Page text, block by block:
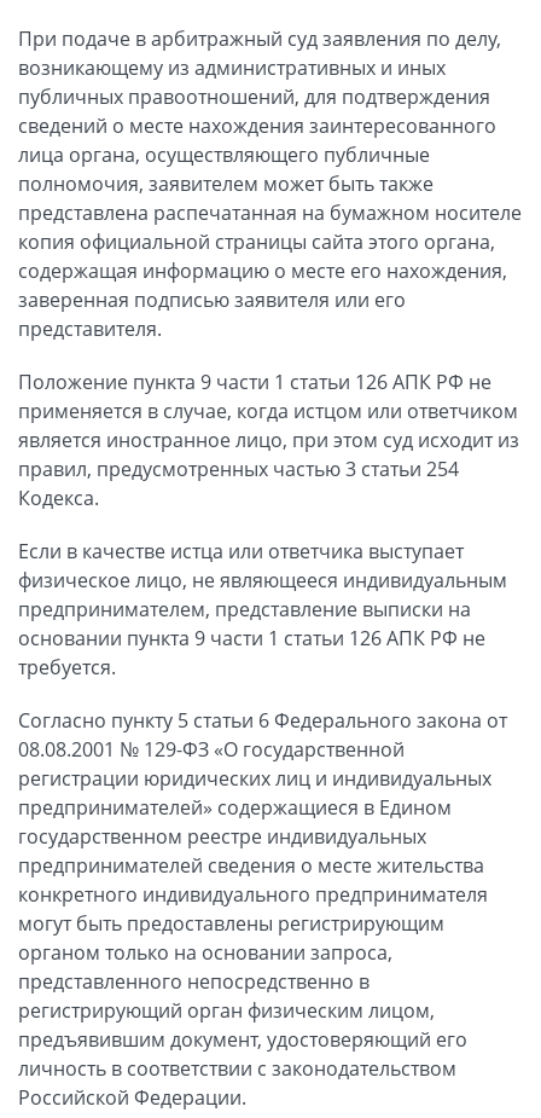
При подаче в арбитражный суд заявления по делу,
возникающему из административных и иных
публичных правоотношений, для подтверждения
сведений о месте нахождения заинтересованного
лица органа, осуществляющего публичные
полномочия, заявителем может быть также
представлена распечатанная на бумажном носителе
копия официальной страницы сайта этого органа,
содержащая информацию о месте его нахождения,
заверенная подписью заявителя или его
представителя.
Положение пункта 9 части 1 статьи 126 АПК РФ не
применяется в случае, когда истцом или ответчиком
является иностранное лицо, при этом суд исходит из
правил, предусмотренных частью 3 статьи 254
Кодекса.
Если в качестве истца или ответчика выступает
физическое лицо, не являющееся индивидуальным
предпринимателем, представление выписки на
основании пункта 9 части 1 статьи 126 АПК РФ не
требуется.
Согласно пункту 5 статьи 6 Федерального закона от
08.08.2001 № 129-ФЗ «О государственной
регистрации юридических лиц и индивидуальных
предпринимателей» содержащиеся в Едином
государственном реестре индивидуальных
предпринимателей сведения о месте жительства
конкретного индивидуального предпринимателя
могут быть предоставлены регистрирующим
органом только на основании запроса,
представленного непосредственно в
регистрирующий орган физическим лицом,
предъявившим документ, удостоверяющий его
личность в соответствии с законодательством
Российской Федерации.